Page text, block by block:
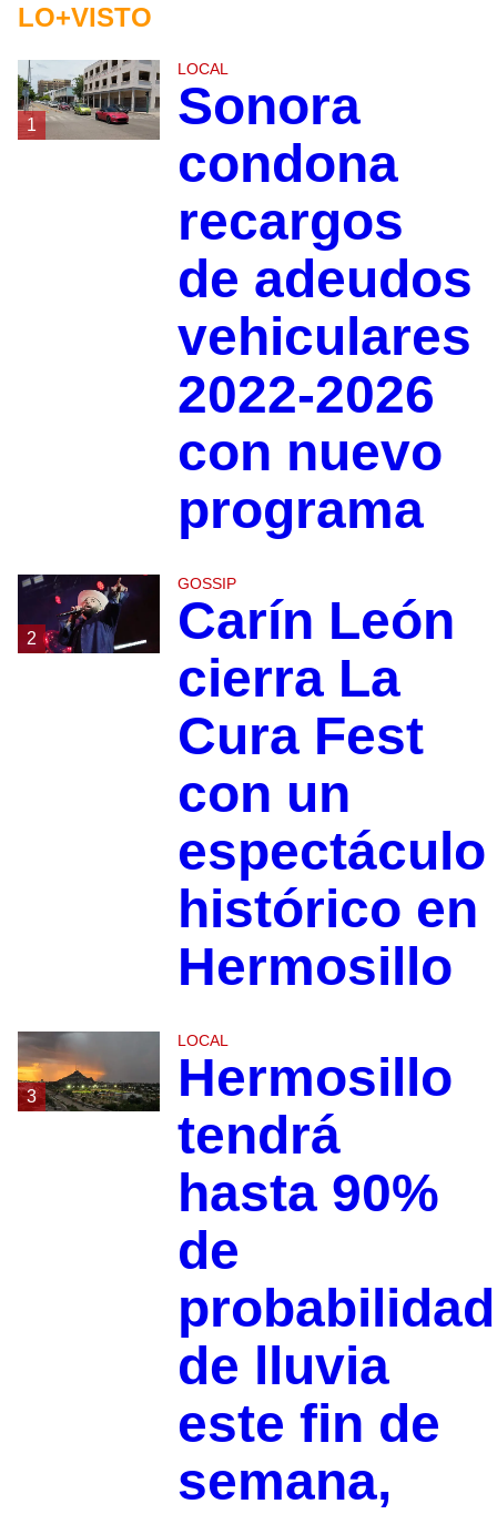
LO+VISTO
1
LOCAL
Sonora
condona
recargos
de adeudos
vehiculares
2022-2026
con nuevo
programa
2
GOSSIP
Carín León
cierra La
Cura Fest
con un
espectáculo
histórico en
Hermosillo
3
LOCAL
Hermosillo
tendrá
hasta 90%
de
probabilidad
de lluvia
este fin de
semana,